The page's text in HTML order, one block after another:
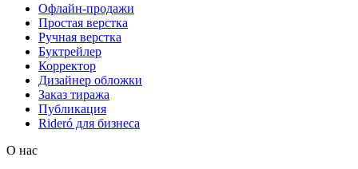
Офлайн-продажи
Простая верстка
Ручная верстка
Буктрейлер
Корректор
Дизайнер обложки
Заказ тиража
Публикация
Rideró для бизнеса
О нас